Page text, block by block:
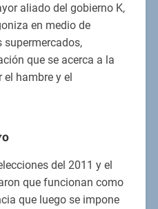
aliado del gobierno K,
en medio de
supermercados,
que se acerca a la
hambre y el
del 2011 y el
que funcionan como
que luego se impone